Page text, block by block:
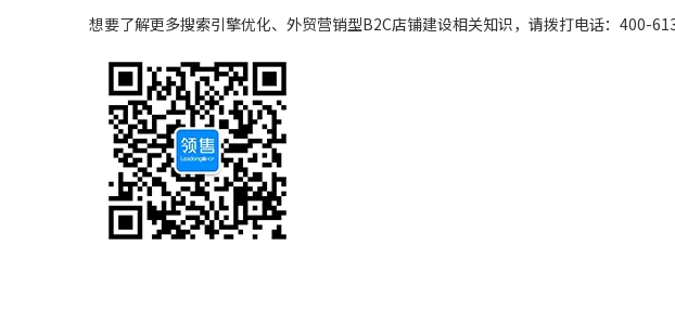
想要了解更多搜索引擎优化、外贸营销型B2C店铺建设相关知识，请拨打电话：400-